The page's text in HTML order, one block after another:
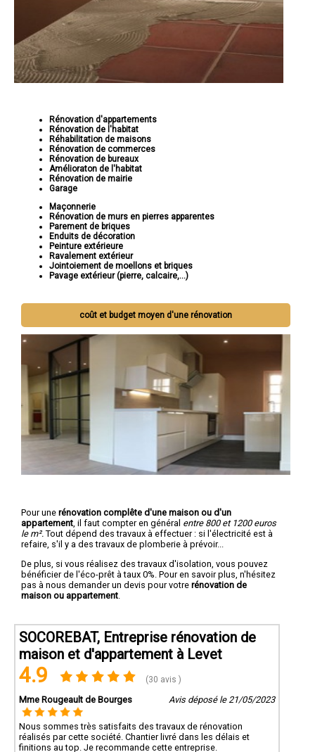
Rénovation d'appartements
Rénovation de l'habitat
Réhabilitation de maisons
Rénovation de commerces
Rénovation de bureaux
Amélioraton de l'habitat
Rénovation de mairie
Garage
Maçonnerie
Rénovation de murs en pierres apparentes
Parement de briques
Enduits de décoration
Peinture extérieure
Ravalement extérieur
Jointoiement de moellons et briques
Pavage extérieur (pierre, calcaire,...)
coût et budget moyen d'une rénovation
Pour une rénovation complête d'une maison ou d'un
appartement , il faut compter en général entre 800 et 1200 euros
le m². Tout dépend des travaux à effectuer : si l'électricité est à
refaire, s'il y a des travaux de plomberie à prévoir...
De plus, si vous réalisez des travaux d'isolation, vous pouvez
bénéficier de l'éco-prêt à taux 0%. Pour en savoir plus, n'hésitez
pas à nous demander un devis pour votre rénovation de
maison ou appartement
SOCOREBAT, Entreprise rénovation de
maison et d'appartement à Levet
4.9 (30 avis )
Mme Rougeault de Bourges Avis déposé le 21/05/2023
Nous sommes très satisfaits des travaux de rénovation
réalisés par cette société. Chantier livré dans les délais et
finitions au top. Je recommande cette entreprise.